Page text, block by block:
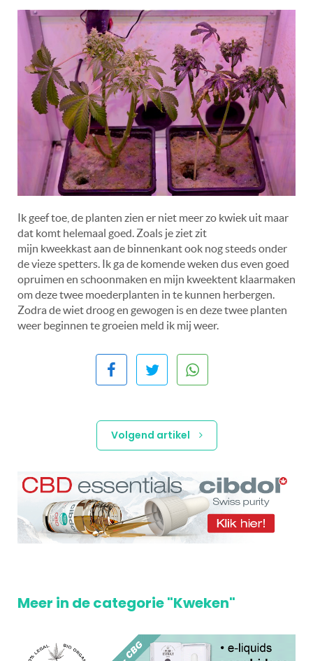
Ik geef toe, de planten zien er niet meer zo kwiek uit maar
dat komt helemaal goed. Zoals je ziet zit
mijn kweekkast aan de binnenkant ook nog steeds onder
de vieze spetters. Ik ga de komende weken dus even goed
opruimen en schoonmaken en mijn kweektent klaarmaken
om deze twee moederplanten in te kunnen herbergen.
Zodra de wiet droog en gewogen is en deze twee planten
weer beginnen te groeien meld ik mij weer.
Volgend artikel
Meer in de categorie "Kweken"